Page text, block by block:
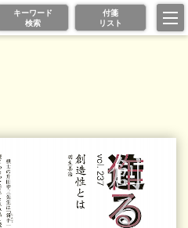
キーワード
検索
付箋
リスト